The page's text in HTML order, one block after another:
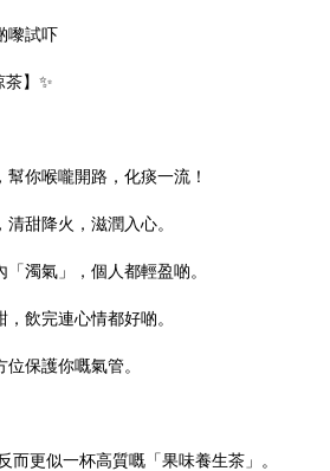
嚟試吓
】✨
你喉嚨開路，化痰一流！
甜降火，滋潤入心。
濁氣」，個人都輕盈啲。
飲完連心情都好啲。
保護你嘅氣管。
而更似一杯高質嘅「果味養生茶」。